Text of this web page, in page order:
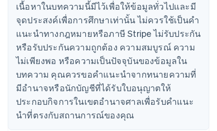
เนื้อหาในบทความนี้มีไว้เพื่อให้ข้อมูลทั่วไปและมี
จุดประสงค์เพื่อการศึกษาเท่านั้น ไม่ควรใช้เป็นคํา
แนะนําทางกฎหมายหรือภาษี Stripe ไม่รับประกัน
หรือรับประกันความถูกต้อง ความสมบูรณ์ ความ
ไม่เพียงพอ หรือความเป็นปัจจุบันของข้อมูลใน
บทความ คุณควรขอคําแนะนําจากทนายความที่
มีอํานาจหรือนักบัญชีที่ได้รับใบอนุญาตให้
ประกอบกิจการในเขตอํานาจศาลเพื่อรับคําแนะ
นําที่ตรงกับสถานการณ์ของคุณ
จีนแผ่นดินใหญ่
简体中文English
ไซปรัส
English
ญี่ปุ่น
日本語 English
เดนมาร์ก
English
ไทย
นอร์เวย์
English